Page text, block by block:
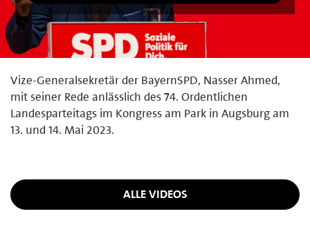
Vize-Generalsekretär der BayernSPD, Nasser Ahmed,
mit seiner Rede anlässlich des 74. Ordentlichen
Landesparteitags im Kongress am Park in Augsburg am
13. und 14. Mai 2023.
ALLE VIDEOS